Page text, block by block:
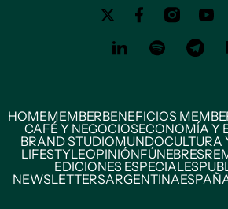
HOMEMEMBERBENEFICIOS
CAFÉ Y NEGOCIOSECONOMÍA Y
BRAND STUDIOMUNDOCULTURA
LIFESTYLEOPINIÓNFÚNEBRES
EDICIONES ESPECIALES
NEWSLETTERSARGENTINA